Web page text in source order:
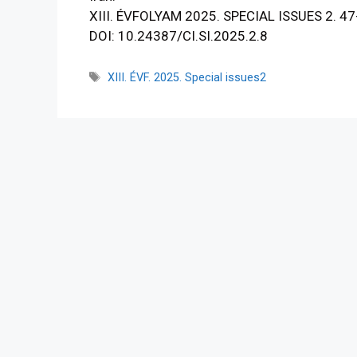
XIII. ÉVFOLYAM 2025. SPECIAL ISSUES 2.
DOI: 10.24387/CI.SI.2025.2.8
XIII. ÉVF. 2025. Special issues2